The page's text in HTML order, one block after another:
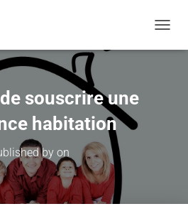
souscrire une
habitation
by on